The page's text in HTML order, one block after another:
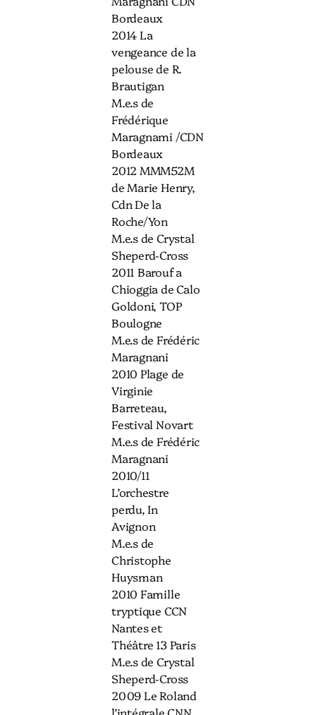
Bordeaux
2014 La
vengeance de la
pelouse de R.
Brautigan
M.e.s de
Frédérique
Maragnami /CDN
Bordeaux
2012 MMM52M
de Marie Henry,
Cdn De la
Roche/Yon
M.e.s de Crystal
Sheperd-Cross
2011 Barouf a
Chioggia de Calo
Goldoni, TOP
Boulogne
M.e.s de Frédéric
Maragnani
2010 Plage de
Virginie
Barreteau,
Festival Novart
M.e.s de Frédéric
Maragnani
2010/11
L’orchestre
perdu, In
Avignon
M.e.s de
Christophe
Huysman
2010 Famille
tryptique CCN
Nantes et
Théâtre 13 Paris
M.e.s de Crystal
Sheperd-Cross
2009 Le Roland